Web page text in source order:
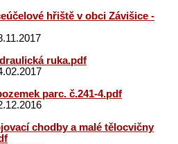
hřiště v obci Závišice -
ruka.pdf
parc. č.241-4.pdf
chodby a malé tělocvičny